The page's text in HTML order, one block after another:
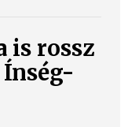
is rossz